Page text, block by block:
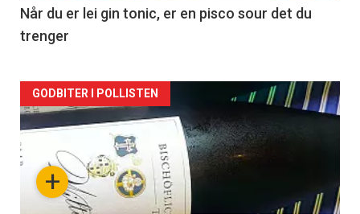
2
Når du er lei gin tonic, er en pisco sour det du
trenger
Forsiden
akkurat
nå+
GODBITER I POLLISTEN